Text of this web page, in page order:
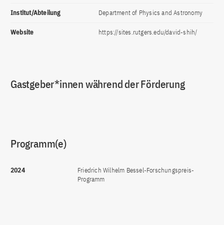
Institut/Abteilung Department of Physics and Astronomy
Website https://sites.rutgers.edu/david-shih/
Gastgeber*innen während der Förderung
Programm(e)
2024
Friedrich Wilhelm Bessel-Forschungspreis-
Programm